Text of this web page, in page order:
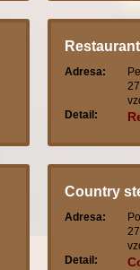
Adresa:
Detail:
Country
Adresa:
Detail: